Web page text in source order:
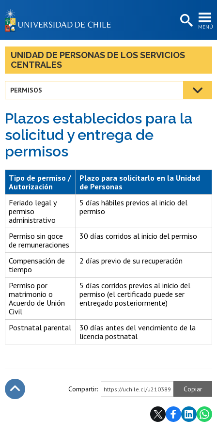
MENÚ
BIBLIOTECAS
LA UNIVERSIDAD
Funcionarias/os
UNIDAD DE PERSONAS DE LOS SERVICIOS
CENTRALES
PERMISOS
Plazos establecidos para la
solicitud y entrega de
permisos
Tipo de permiso /
Autorización
Plazo para solicitarlo en la Unidad
de Personas
Feriado legal y
permiso
administrativo
5 días hábiles previos al inicio del
permiso
Permiso sin goce
de remuneraciones
30 días corridos al inicio del permiso
Compensación de
tiempo
2 días previo de su recuperación
Permiso por
matrimonio o
Acuerdo de Unión
Civil
5 días corridos previos al inicio del
permiso (el certificado puede ser
entregado posteriormente)
Postnatal parental
30 días antes del vencimiento de la
licencia postnatal
Compartir: https://uchile.cl/u210389 Copiar